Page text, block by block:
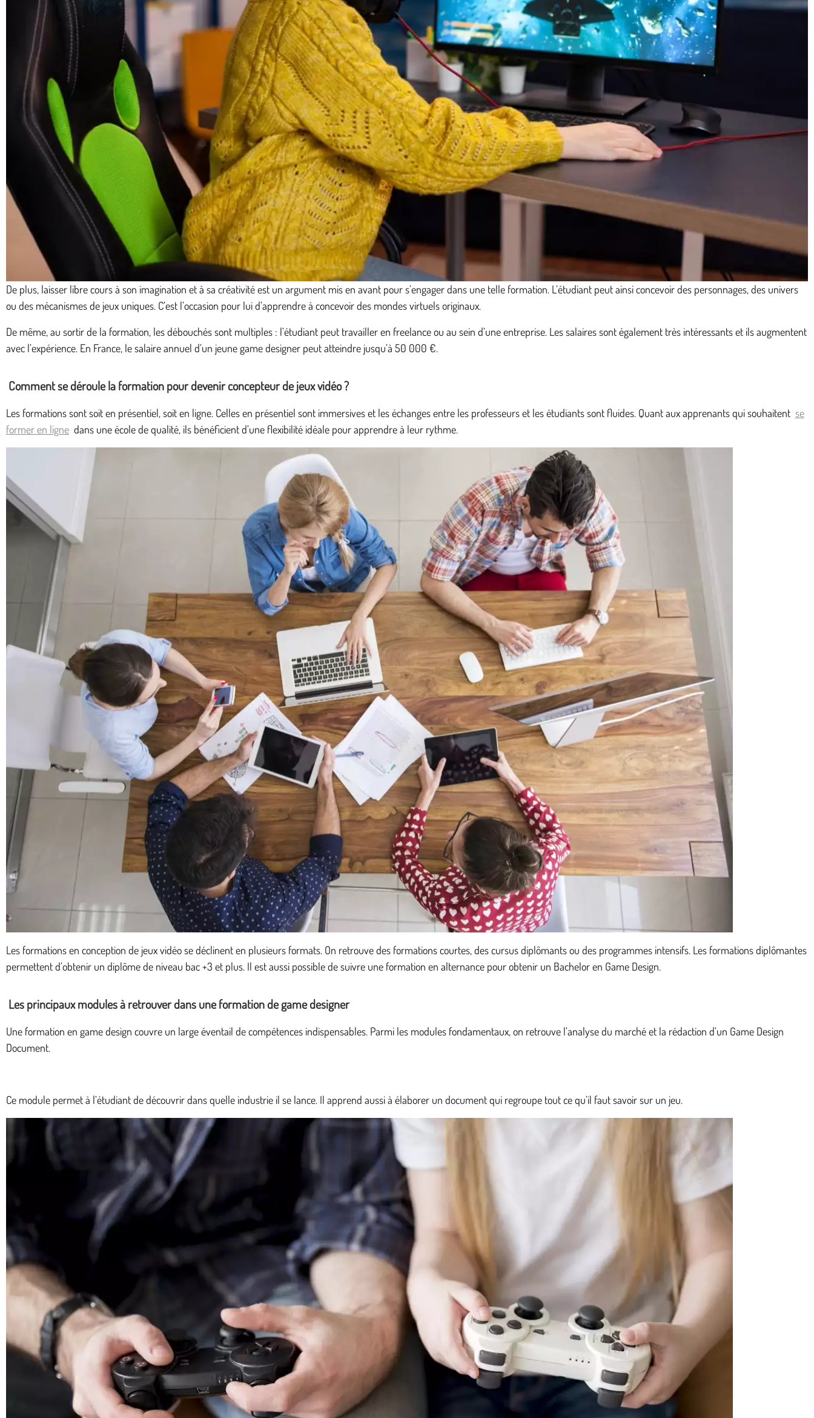
De plus, laisser libre cours à son imagination et à sa créativité est un argument mis en avant pour s’engager dans une telle formation. L’étudiant peut ainsi concevoir des personnages, des univers
ou des mécanismes de jeux uniques. C’est l’occasion pour lui d’apprendre à concevoir des mondes virtuels originaux.
De même, au sortir de la formation, les débouchés sont multiples : l’étudiant peut travailler en freelance ou au sein d’une entreprise. Les salaires sont également très intéressants et ils augmentent
avec l’expérience. En France, le salaire annuel d’un jeune game designer peut atteindre jusqu’à 50 000 €.
Comment se déroule la formation pour devenir concepteur de jeux vidéo ?
Les formations sont soit en présentiel, soit en ligne. Celles en présentiel sont immersives et les échanges entre les professeurs et les étudiants sont fluides. Quant aux apprenants qui souhaitent se
former en ligne dans une école de qualité, ils bénéficient d’une flexibilité idéale pour apprendre à leur rythme.
Les formations en conception de jeux vidéo se déclinent en plusieurs formats. On retrouve des formations courtes, des cursus diplômants ou des programmes intensifs. Les formations diplômantes
permettent d’obtenir un diplôme de niveau bac +3 et plus. Il est aussi possible de suivre une formation en alternance pour obtenir un Bachelor en Game Design.
Les principaux modules à retrouver dans une formation de game designer
Une formation en game design couvre un large éventail de compétences indispensables. Parmi les modules fondamentaux, on retrouve l’analyse du marché et la rédaction d’un Game Design
Document.
Ce module permet à l’étudiant de découvrir dans quelle industrie il se lance. Il apprend aussi à élaborer un document qui regroupe tout ce qu’il faut savoir sur un jeu.